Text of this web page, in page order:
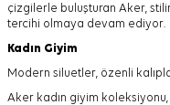
çizgilerle buluşturan Aker,
tercihi olmaya devam ediyor.
Kadın Giyim
Modern siluetler, özenli
Aker kadın giyim